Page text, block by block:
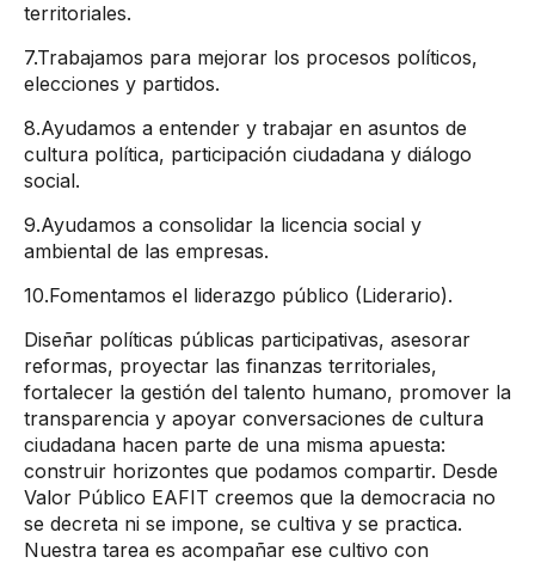
territoriales.
7.Trabajamos para mejorar los procesos políticos,
elecciones y partidos.
8.Ayudamos a entender y trabajar en asuntos de
cultura política, participación ciudadana y diálogo
social.
9.Ayudamos a consolidar la licencia social y
ambiental de las empresas.
10.Fomentamos el liderazgo público (Liderario).
Diseñar políticas públicas participativas, asesorar
reformas, proyectar las finanzas territoriales,
fortalecer la gestión del talento humano, promover la
transparencia y apoyar conversaciones de cultura
ciudadana hacen parte de una misma apuesta:
construir horizontes que podamos compartir. Desde
Valor Público EAFIT creemos que la democracia no
se decreta ni se impone, se cultiva y se practica.
Nuestra tarea es acompañar ese cultivo con